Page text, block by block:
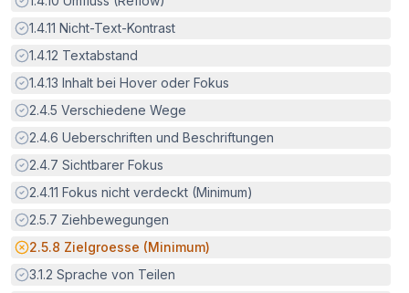
Erfüllt:
1.4.11 Nicht-Text-Kontrast
Erfüllt:
1.4.12 Textabstand
Erfüllt:
1.4.13 Inhalt bei Hover oder Fokus
Erfüllt:
2.4.5 Verschiedene Wege
Erfüllt:
2.4.6 Ueberschriften und Beschriftungen
Erfüllt:
2.4.7 Sichtbarer Fokus
Erfüllt:
2.4.11 Fokus nicht verdeckt (Minimum)
Erfüllt:
2.5.7 Ziehbewegungen
Potenzielle Barriere:
2.5.8 Zielgroesse (Minimum)
Erfüllt:
3.1.2 Sprache von Teilen